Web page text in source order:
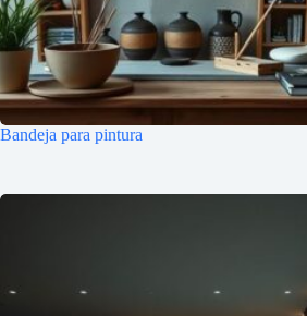
Bandeja para pintura